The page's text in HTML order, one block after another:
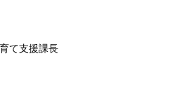
て支援課長